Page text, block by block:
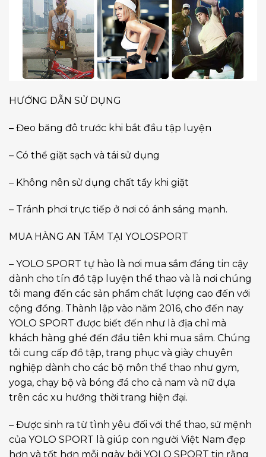
HƯỚNG DẪN SỬ DỤNG
– Đeo băng đô trước khi bắt đầu tập luyện
– Có thể giặt sạch và tái sử dụng
– Không nên sử dụng chất tẩy khi giặt
– Tránh phơi trực tiếp ở nơi có ánh sáng mạnh.
MUA HÀNG AN TÂM TẠI YOLOSPORT
– YOLO SPORT tự hào là nơi mua sắm đáng tin cậy
dành cho tín đồ tập luyện thể thao và là nơi chúng
tôi mang đến các sản phẩm chất lượng cao đến với
cộng đồng. Thành lập vào năm 2016, cho đến nay
YOLO SPORT được biết đến như là địa chỉ mà
khách hàng ghé đến đầu tiên khi mua sắm. Chúng
tôi cung cấp đồ tập, trang phục và giày chuyên
nghiệp dành cho các bộ môn thể thao như gym,
yoga, chạy bộ và bóng đá cho cả nam và nữ dựa
trên các xu hướng thời trang hiện đại.
– Được sinh ra từ tình yêu đối với thể thao, sứ mệnh
của YOLO SPORT là giúp con người Việt Nam đẹp
hơn và tốt hơn mỗi ngày bởi YOLO SPORT tin rằng